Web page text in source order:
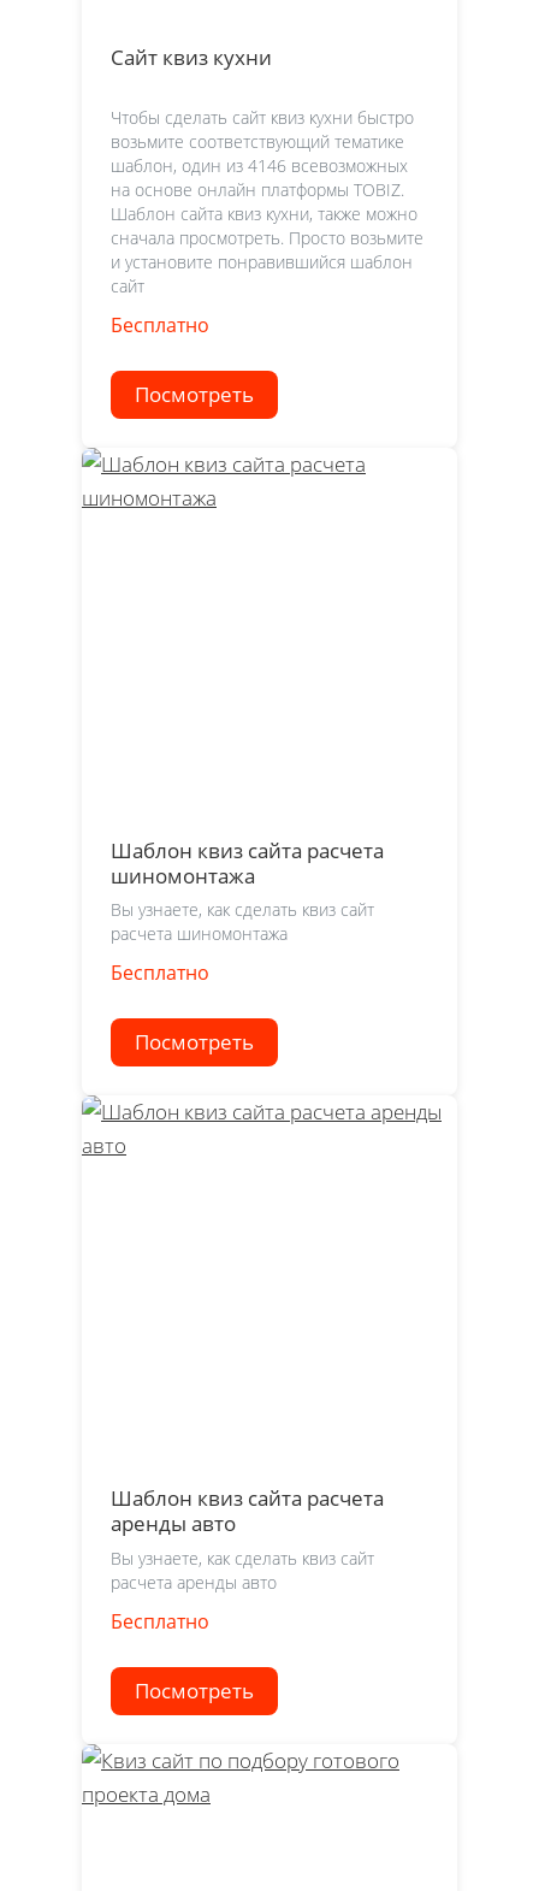
Сайт квиз кухни
Чтобы сделать сайт квиз кухни быстро
возьмите соответствующий тематике
шаблон, один из 4146 всевозможных
на основе онлайн платформы TOBIZ.
Шаблон сайта квиз кухни, также можно
сначала просмотреть. Просто возьмите
и установите понравившийся шаблон
сайт
Бесплатно
Посмотреть
Шаблон квиз сайта расчета
шиномонтажа
Вы узнаете, как сделать квиз сайт
расчета шиномонтажа
Бесплатно
Посмотреть
Шаблон квиз сайта расчета
аренды авто
Вы узнаете, как сделать квиз сайт
расчета аренды авто
Бесплатно
Посмотреть